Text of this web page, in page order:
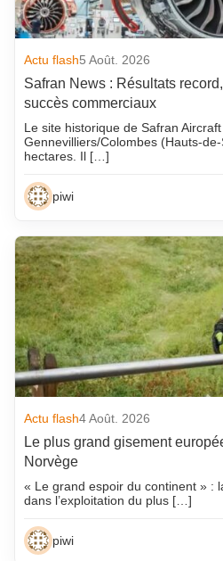
Actu flash5 Août. 2026
Safran News : Résultats
succès commerciaux
Le site historique de Safran
Gennevilliers/Colombes (Hauts-
hectares. Il […]
piwi
Actu flash4 Août. 2026
Le plus grand gisement
Norvège
« Le grand espoir du continent » :
dans l’exploitation du plus […]
piwi